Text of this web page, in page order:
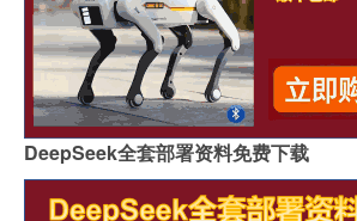
DeepSeek全套部署资料免费下载